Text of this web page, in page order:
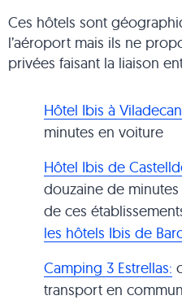
Ces hôtels sont
l’aéroport mais ils ne
privées faisant la liaison
Hôtel Ibis à
minutes en voiture
Hôtel Ibis de
douzaine de
de ces
les hôtels Ibis de
Camping 3 Estrellas:
transport en